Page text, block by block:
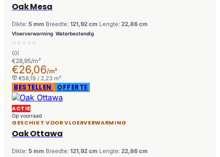
Oak Mesa
Dikte: 5 mm Breedte: 121,92 cm Lengte: 22,86 cm
Vloerverwarming Waterbestendig
(0)
€28,95/m²
€26,06/m²
€58,19 / 2,23 m²
BESTELLEN OFFERTE
ACTIE
Op voorraad
GESCHIKT VOOR VLOERVERWARMING
Oak Ottawa
Dikte: 5 mm Breedte: 121,92 cm Lengte: 22,86 cm